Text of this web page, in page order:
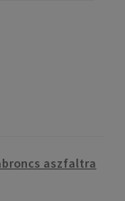
aszfaltra